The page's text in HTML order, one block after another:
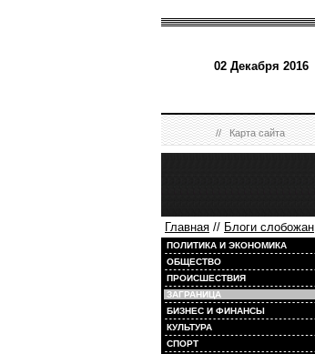
02 Декабря 2016
//Карта сайта
Главная // Блоги слобожан
ПОЛИТИКА И ЭКОНОМИКА
ОБЩЕСТВО
ПРОИСШЕСТВИЯ
ЗАГРАНИЦА
БИЗНЕС И ФИНАНСЫ
КУЛЬТУРА
СПОРТ